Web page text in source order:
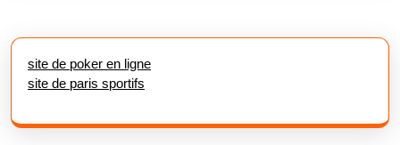
site de poker en ligne
site de paris sportifs